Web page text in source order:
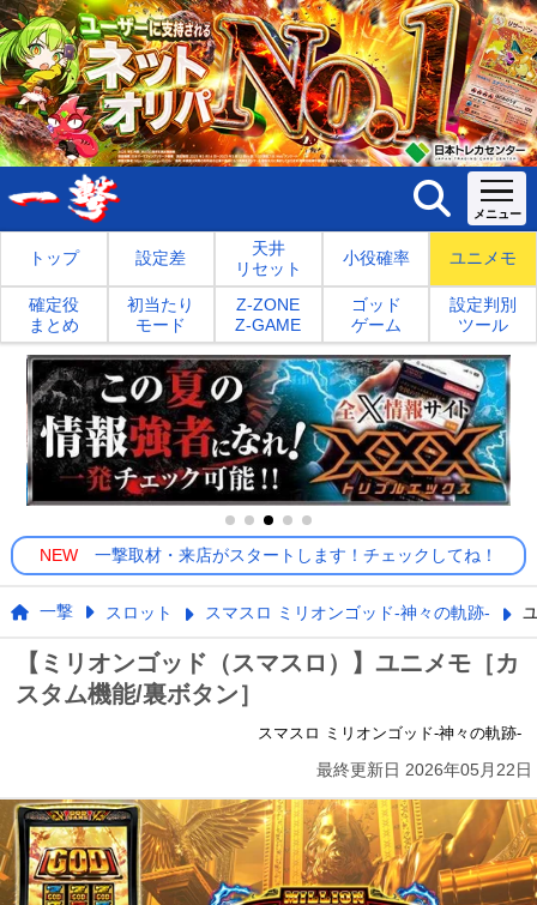
トップ 設定差
天井
リセット
小役確率 ユニメモ
確定役
まとめ
初当たり
モード
Z-ZONE
Z-GAME
ゴッド
ゲーム
設定判別
ツール
NEW 一撃取材・来店がスタートします！チェックしてね！
一撃 スロット スマスロ ミリオンゴッド-神々の軌跡-
【ミリオンゴッド（スマスロ）】ユニメモ［カ
スタム機能/裏ボタン］
スマスロ ミリオンゴッド-神々の軌跡-
最終更新日 2026年05月22日